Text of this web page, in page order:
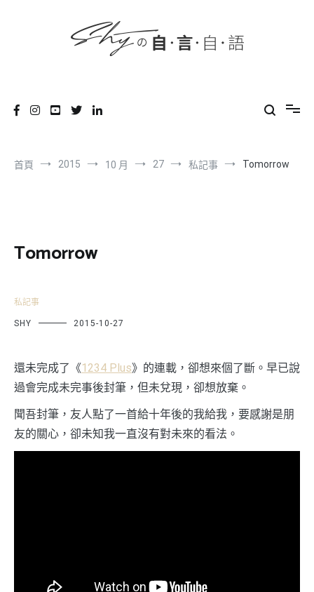
首頁 2015 10 月 27 私記事 Tomorrow
Tomorrow
私記事
SHY 2015-10-27
還未完成了《1234 Plus》的連載，卻想來個了斷。早已說
過會完成未完事後封筆，但未兌現，卻想放棄。
聞吾封筆，友人點了一首給十年後的我給我，要感謝是朋
友的關心，卻未知我一直沒有對未來的看法。